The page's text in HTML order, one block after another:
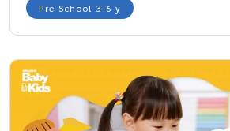
Pre-School 3-6 y